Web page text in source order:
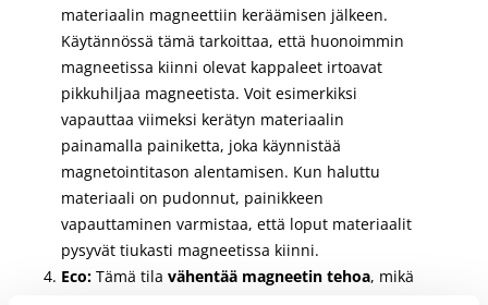
materiaalin magneettiin keräämisen jälkeen.
Käytännössä tämä tarkoittaa, että huonoimmin
magneetissa kiinni olevat kappaleet irtoavat
pikkuhiljaa magneetista. Voit esimerkiksi
vapauttaa viimeksi kerätyn materiaalin
painamalla painiketta, joka käynnistää
magnetointitason alentamisen. Kun haluttu
materiaali on pudonnut, painikkeen
vapauttaminen varmistaa, että loput materiaalit
pysyvät tiukasti magneetissa kiinni.
Eco: Tämä tila vähentää magneetin tehoa, mikä